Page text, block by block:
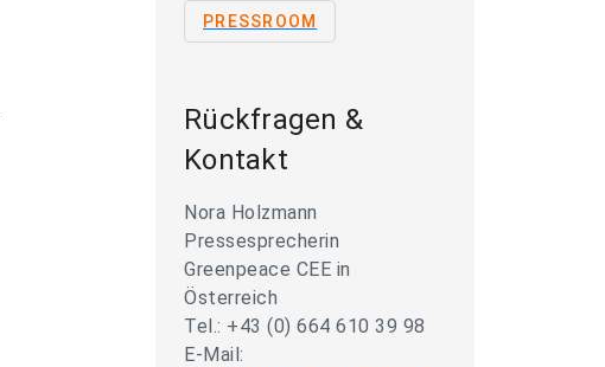
PRESSROOM
Rückfragen &
Kontakt
Nora Holzmann
Pressesprecherin
Greenpeace CEE in
Österreich
Tel.: +43 (0) 664 610 39 98
E-Mail: